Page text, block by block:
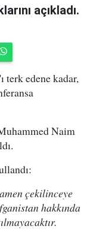
açıkladı.
terk edene kadar,
Naim
çekilinceye
hakkında